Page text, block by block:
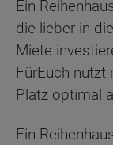
Ein
die lieber in
Miete
FürEuch nutzt
Platz optimal
Ein